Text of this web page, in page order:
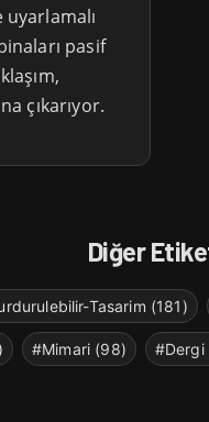
pasif
çıkarıyor.
Diğer
Tasarim (181)
#Mimari (98) #Dergi